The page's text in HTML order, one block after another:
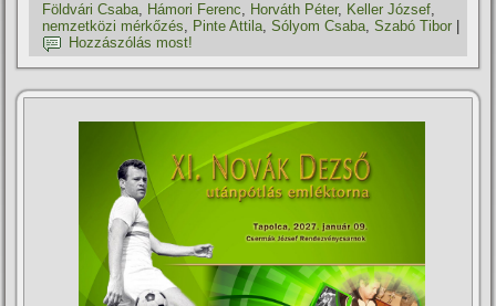
Földvári Csaba, Hámori Ferenc, Horváth Péter, Keller József,
nemzetközi mérkőzés, Pinte Attila,Sólyom Csaba,Szabó Tibor
Hozzászólás most!